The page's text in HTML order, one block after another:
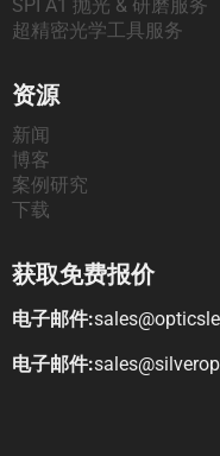
SPI A1 抛光 & 研磨服务
超精密光学工具服务
资源
新闻
博客
案例研究
下载
获取免费报价
电子邮件:
电子邮件: